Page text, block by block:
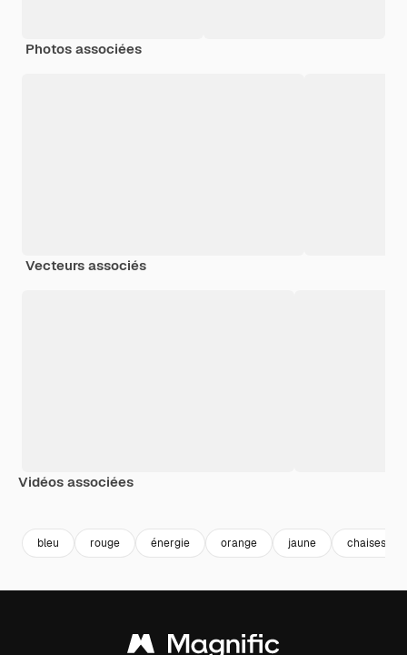
Photos associées
Vecteurs associés
Vidéos associées
bleu rouge énergie orange jaune chaises